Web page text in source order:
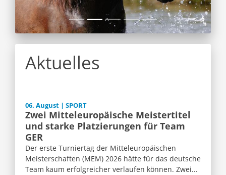
Aktuelles
06. August | SPORT
Zwei Mitteleuropäische Meistertitel
und starke Platzierungen für Team
GER
Der erste Turniertag der Mitteleuropäischen
Meisterschaften (MEM) 2026 hätte für das deutsche
Team kaum erfolgreicher verlaufen können. Zwei...